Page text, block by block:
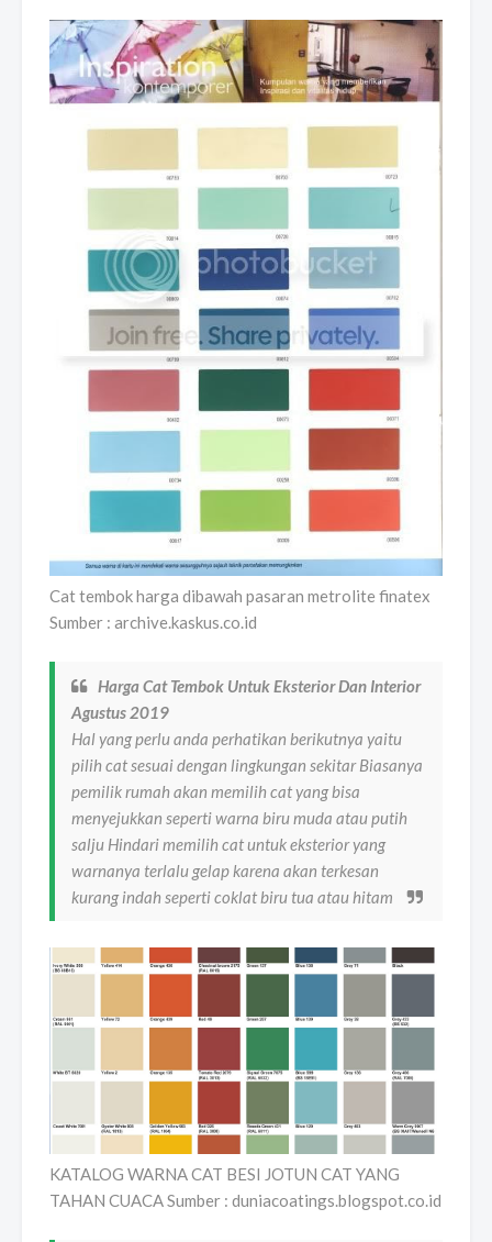
Cat tembok harga dibawah pasaran metrolite finatex
Sumber : archive.kaskus.co.id
Harga Cat Tembok Untuk Eksterior Dan Interior
Agustus 2019
Hal yang perlu anda perhatikan berikutnya yaitu
pilih cat sesuai dengan lingkungan sekitar Biasanya
pemilik rumah akan memilih cat yang bisa
menyejukkan seperti warna biru muda atau putih
salju Hindari memilih cat untuk eksterior yang
warnanya terlalu gelap karena akan terkesan
kurang indah seperti coklat biru tua atau hitam
KATALOG WARNA CAT BESI JOTUN CAT YANG
TAHAN CUACA Sumber : duniacoatings.blogspot.co.id